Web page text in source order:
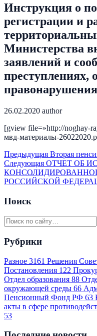
Инструкция о
регистрации и
Министерства
заявлений и
преступлениях,
26.02.2020 author
[gview file=»http://noghay-
мвд-материалы-
Предыдущая Вторая
Следующая ОТЧЕТ ОБ
РОССИЙСКОЙ
Поиск
Рубрики
Разное 3161 Решения
Постановления 122
Отдел образования 88
окружающей среды 66
Пенсионный Фонд РФ 63
акты в сфере
53